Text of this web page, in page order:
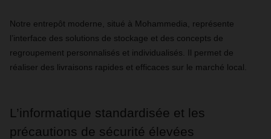
Notre entrepôt moderne, situé à Mohammedia, représente
l’interface des solutions de stockage et des concepts de
regroupement personnalisés et individualisés. Il permet de
réaliser des livraisons rapides et efficaces sur le marché local.
L’informatique standardisée et les
précautions de sécurité élevées